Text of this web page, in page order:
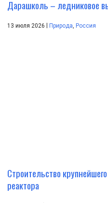
Дарашколь – ледниковое
13 июля 2026 Природа, Россия
Строительство
реактора